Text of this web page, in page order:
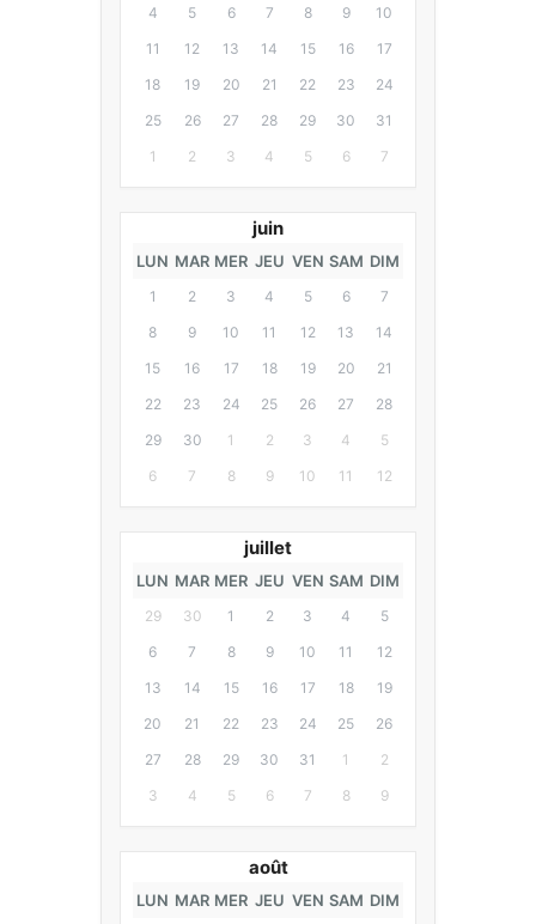
4
5 6 7 8 9
10
11
12 13 14 15 16
17
18
19 20 21 22 23
24
25
26 27 28 29 30
31
1
2 3 4 5 6 7
juin
LUN MAR MER JEU VEN SAM DIM
1 2 3 4 5 6
7
8
9 10 11 12 13
14
15
16 17 18 19 20
21
22
23 24 25 26 27
28
29
30 1 2 3 4
5
6
7 8 9 10 11 12
juillet
LUN MAR MER JEU VEN SAM DIM
29 30 1 2 3 4
5
6
7 8 9 10 11
12
13
14 15 16 17 18
19
20
21 22 23 24 25
26
27
28 29 30 31 1
2
3
4 5 6 7 8 9
août
LUN MAR MER JEU VEN SAM DIM